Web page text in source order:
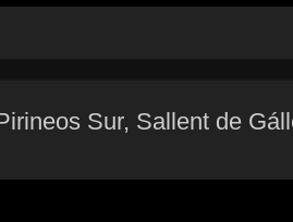
Sur, Sallent de